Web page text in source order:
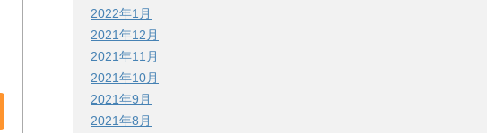
2022年1月
2021年12月
2021年11月
2021年10月
2021年9月
2021年8月